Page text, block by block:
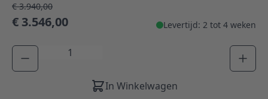
€ 3.940,00
€ 3.546,00 Levertijd: 2 tot 4 weken
Aantal
In Winkelwagen